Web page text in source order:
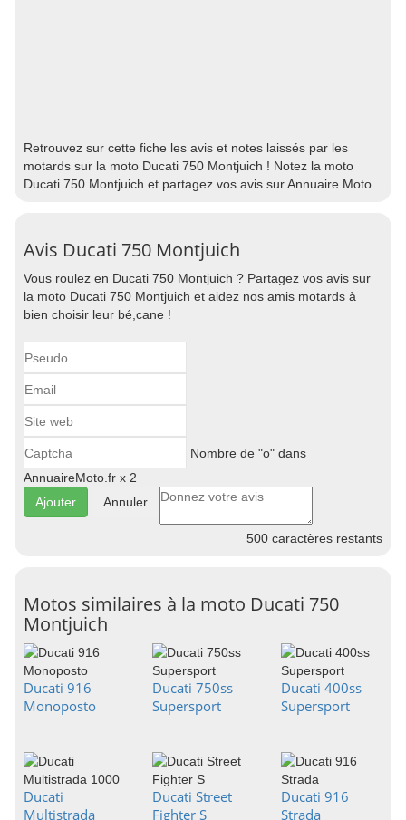
Retrouvez sur cette fiche les avis et notes laissés par les
motards sur la moto Ducati 750 Montjuich ! Notez la moto
Ducati 750 Montjuich et partagez vos avis sur Annuaire Moto.
Avis Ducati 750 Montjuich
Vous roulez en Ducati 750 Montjuich ? Partagez vos avis sur
la moto Ducati 750 Montjuich et aidez nos amis motards à
bien choisir leur bé,cane !
Nombre de "o" dans
AnnuaireMoto.fr x 2
Annuler
500 caractères restants
Motos similaires à la moto Ducati 750
Montjuich
Ducati 916
Monoposto
Ducati 750ss
Supersport
Ducati 400ss
Supersport
Ducati
Multistrada
Ducati Street
Fighter S
Ducati 916
Strada